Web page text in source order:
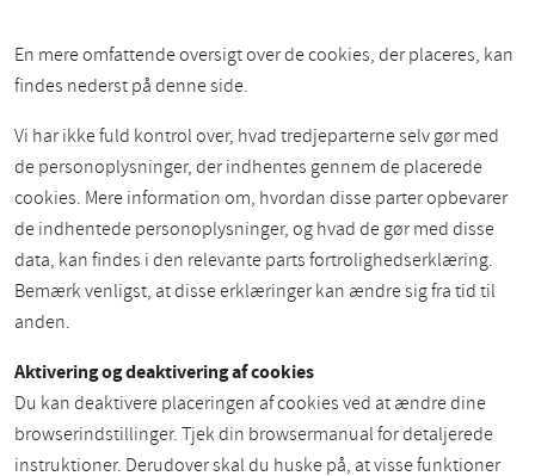
En mere omfattende oversigt over de cookies, der placeres, kan
findes nederst på denne side.
Vi har ikke fuld kontrol over, hvad tredjeparterne selv gør med
de personoplysninger, der indhentes gennem de placerede
cookies. Mere information om, hvordan disse parter opbevarer
de indhentede personoplysninger, og hvad de gør med disse
data, kan findes i den relevante parts fortrolighedserklæring.
Bemærk venligst, at disse erklæringer kan ændre sig fra tid til
anden.
Aktivering og deaktivering af cookies
Du kan deaktivere placeringen af cookies ved at ændre dine
browserindstillinger. Tjek din browsermanual for detaljerede
instruktioner. Derudover skal du huske på, at visse funktioner